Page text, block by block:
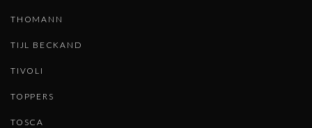
THOMANN
TIJL BECKAND
TIVOLI
TOPPERS
TOSCA